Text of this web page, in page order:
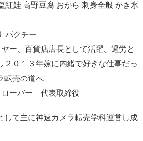
紅鮭 高野豆腐 おから 刺身全般 かき氷
パクチー
ー、百貨店店長として活躍、過労と
２０１３年嫁に内緒で好きな仕事だっ
転売の道へ
ローバー 代表取締役
て主に神速カメラ転売学科運営し成